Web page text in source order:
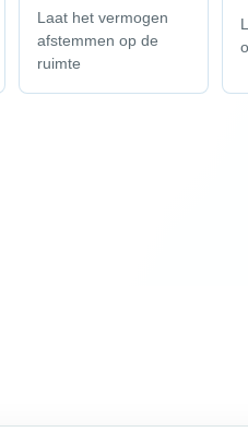
Laat het vermogen
afstemmen op de
ruimte